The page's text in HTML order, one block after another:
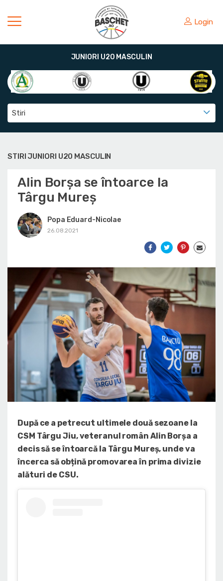
Login
JUNIORI U20 MASCULIN
Stiri
STIRI JUNIORI U20 MASCULIN
Alin Borșa se întoarce la
Târgu Mureș
Popa Eduard-Nicolae
26.08.2021
După ce a petrecut ultimele două sezoane la
CSM Târgu Jiu, veteranul român Alin Borșa a
decis să se întoarcă la Târgu Mureș, unde va
încerca să obțină promovarea în prima divizie
alături de CSU.